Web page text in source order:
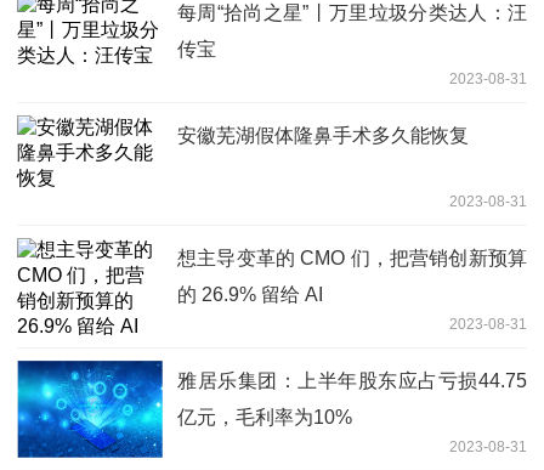
每周“拾尚之星”丨万里垃圾分类达人：汪
传宝
2023-08-31
安徽芜湖假体隆鼻手术多久能恢复
2023-08-31
想主导变革的 CMO 们，把营销创新预算
的 26.9% 留给 AI
2023-08-31
雅居乐集团：上半年股东应占亏损44.75
亿元，毛利率为10%
2023-08-31